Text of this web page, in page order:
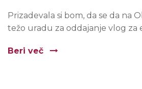
Prizadevala si bom, da se da na
težo uradu za oddajanje vlog za
Beri več